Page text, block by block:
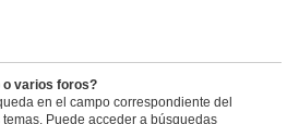
o varios foros?
en el campo correspondiente del
Puede acceder a búsquedas